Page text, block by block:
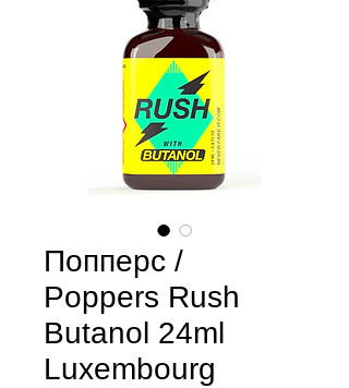
Попперс /
Poppers Rush
Butanol 24ml
Luxembourg